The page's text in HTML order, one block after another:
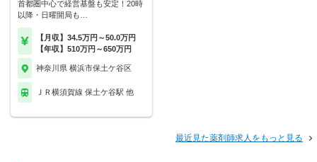
首都圏中心で経営基盤も安定！20時
以降・日曜開局も…
【月収】34.5万円～50.0万円
【年収】510万円～650万円
神奈川県 横浜市保土ケ谷区
ＪＲ横須賀線 保土ケ谷駅 他
最近見た薬剤師求人をもっと見る